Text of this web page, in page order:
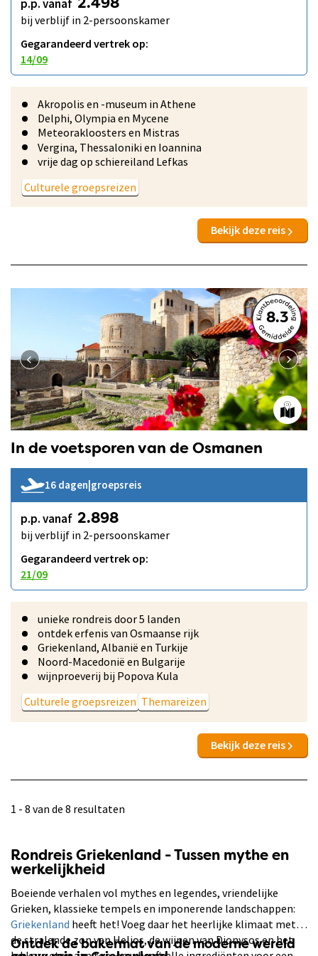
p.p. vanaf 2.498
bij verblijf in 2-persoonskamer
Gegarandeerd vertrek op:
14/09
Akropolis en -museum in Athene
Delphi, Olympia en Mycene
Meteorakloosters en Mistras
Vergina, Thessaloniki en Ioannina
vrije dag op schiereiland Lefkas
Culturele groepsreizen
Bekijk deze reis
8.3
In de voetsporen van de Osmanen
16 dagen groepsreis
p.p. vanaf 2.898
bij verblijf in 2-persoonskamer
Gegarandeerd vertrek op:
21/09
unieke rondreis door 5 landen
ontdek erfenis van Osmaanse rijk
Griekenland, Albanië en Turkije
Noord-Macedonië en Bulgarije
wijnproeverij bij Popova Kula
Culturele groepsreizen Themareizen
Bekijk deze reis
1 - 8 van de 8 resultaten
Rondreis Griekenland - Tussen mythe en
werkelijkheid
Boeiende verhalen vol mythes en legendes, vriendelijke
Grieken, klassieke tempels en imponerende landschappen:
Griekenland heeft het! Voeg daar het heerlijke klimaat met
de stralende zon van Helios, de wijnen van Dionysos en het
Ontdek de bakermat van de moderne wereld